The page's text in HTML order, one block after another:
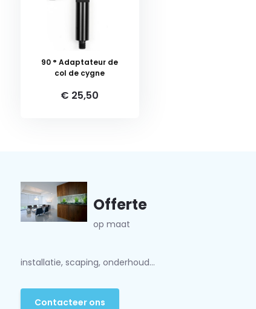
90 ° Adaptateur de
col de cygne
€ 25,50
Offerte
op maat
installatie, scaping, onderhoud...
Contacteer ons